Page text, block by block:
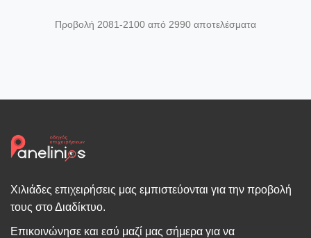
Προβολή 2081-2100 από 2990 αποτελέσματα
Χιλιάδες επιχειρήσεις μας εμπιστεύονται για την προβολή
τους στο Διαδίκτυο.
Επικοινώνησε και εσύ μαζί μας σήμερα για να